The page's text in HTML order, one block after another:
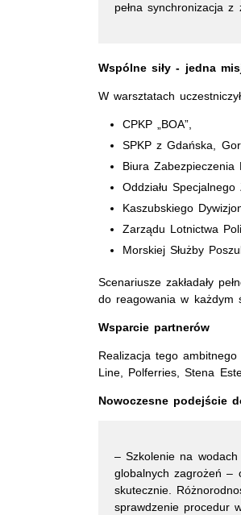
pełna synchronizacja
Wspólne siły - jedna
W warsztatach
CPKP „BOA”,
SPKP z Gdańska,
Biura Zabezpieczenia
Oddziału
Kaszubskiego
Zarządu Lotnictwa
Morskiej Służby
Scenariusze zakładały
do reagowania w każdym
Wsparcie partnerów
Realizacja tego
Line, Polferries, Stena
Nowoczesne podejście
– Szkolenie na
globalnych zagrożeń –
skutecznie.
sprawdzenie procedur